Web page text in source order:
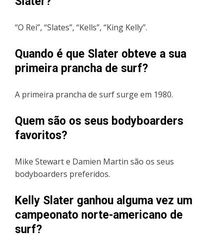
“O Rei”, “Slates”, “Kells”, “King Kelly”.
Quando é que Slater obteve a sua
primeira prancha de surf?
A primeira prancha de surf surge em 1980.
Quem são os seus bodyboarders
favoritos?
Mike Stewart e Damien Martin são os seus
bodyboarders preferidos.
Kelly Slater ganhou alguma vez um
campeonato norte-americano de
surf?